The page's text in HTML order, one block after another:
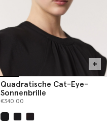
Quadratische Cat-Eye-
Sonnenbrille
€340.00